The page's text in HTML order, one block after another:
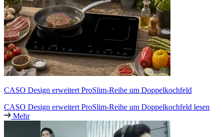
CASO Design erweitert ProSlim-Reihe um Doppelkochfeld
CASO Design erweitert ProSlim-Reihe um Doppelkochfeld lesen
Mehr